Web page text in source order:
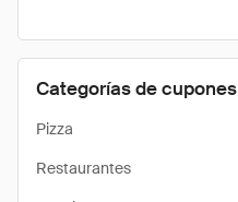
Categorías de cupones
Pizza
Restaurantes